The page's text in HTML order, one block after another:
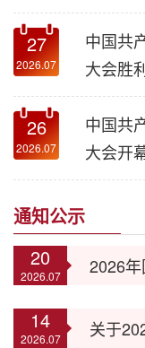
27
2026.07
中国共
大会胜
26
2026.07
中国共
大会开
通知公示
20
2026.07
14
2026.07